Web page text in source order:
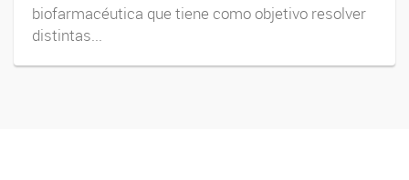
biofarmacéutica que tiene como objetivo resolver
distintas...